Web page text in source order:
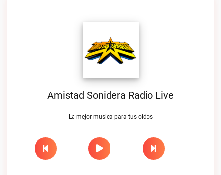
Amistad Sonidera Radio Live
La mejor musica para tus oidos